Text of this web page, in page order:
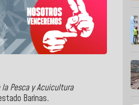
Pesca y Acuicultura
Barinas.